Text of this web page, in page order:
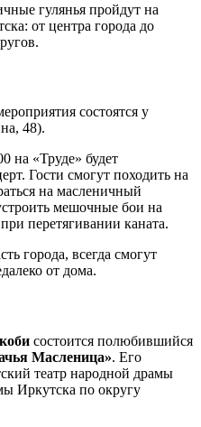
гулянья пройдут на
от центра города до
состоятся у
48).
на «Труде» будет
Гости смогут походить на
на масленичный
мешочные бои на
перетягивании каната.
города, всегда смогут
от дома.
состоится полюбившийся
Масленица». Его
театр народной драмы
Иркутска по округу